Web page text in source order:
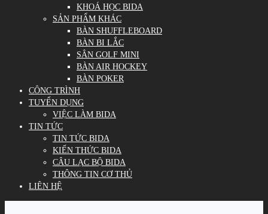
KHOÁ HỌC BIDA
SẢN PHẨM KHÁC
BÀN SHUFFLEBOARD
BÀN BI LẮC
SÂN GOLF MINI
BÀN AIR HOCKEY
BÀN POKER
CÔNG TRÌNH
TUYỂN DỤNG
VIỆC LÀM BIDA
TIN TỨC
TIN TỨC BIDA
KIẾN THỨC BIDA
CÂU LẠC BỘ BIDA
THÔNG TIN CƠ THỦ
LIÊN HỆ